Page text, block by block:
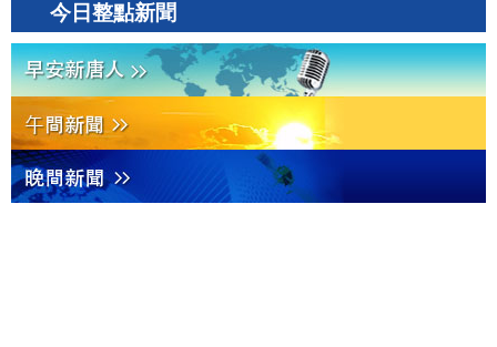
今日整點新聞